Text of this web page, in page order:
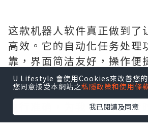
这款机器人软件真正做到了
高效。它的自动化任务处理
靠，界面简洁友好，操作便
常的信息查询、提醒设置，
程管理，它都能轻松应对。
执行准确，为我节省了大量
提升了工作效率，是一款不
U Lifestyle 會使用Cookies來改善您的
您同意接受本網站之私隱政策和使用條
我已閱讀及同意